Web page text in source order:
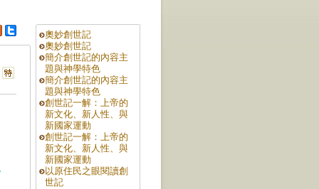
奧妙創世記
奧妙創世記
簡介創世記的內容主
題與神學特色
簡介創世記的內容主
題與神學特色
創世記一解：上帝的
新文化、新人性、與
新國家運動
創世記一解：上帝的
新文化、新人性、與
新國家運動
以原住民之眼閱讀創
世記